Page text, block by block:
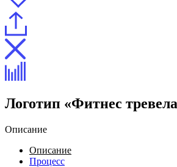
Логотип «Фитнес
Описание
Описание
Процесс